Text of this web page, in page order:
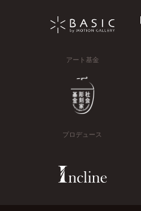
アート基金
プロデュース